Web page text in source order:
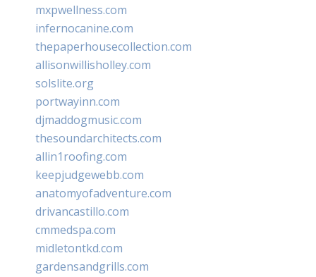
mxpwellness.com
infernocanine.com
thepaperhousecollection.com
allisonwillisholley.com
solslite.org
portwayinn.com
djmaddogmusic.com
thesoundarchitects.com
allin1roofing.com
keepjudgewebb.com
anatomyofadventure.com
drivancastillo.com
cmmedspa.com
midletontkd.com
gardensandgrills.com